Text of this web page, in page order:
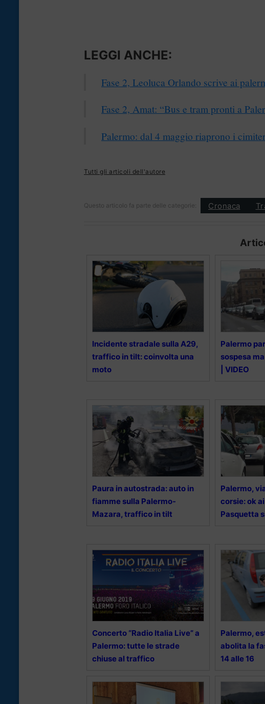
LEGGI ANCHE:
Fase 2, Leoluca Orlando scrive ai
Fase 2, Amat: “Bus e tram pronti a
Palermo: dal 4 maggio riaprono i
Tutti gli articoli dell'autore
Questo articolo fa parte delle categorie: Cronaca
Incidente stradale sulla A29,
traffico in tilt: coinvolta una
moto
Palermo
sospesa
| VIDEO
Paura in autostrada: auto in
fiamme sulla Palermo-
Mazara, traffico in tilt
Palermo,
corsie: ok
Pasquetta
Concerto “Radio Italia Live” a
Palermo: tutte le strade
chiuse al traffico
Palermo,
abolita la
14 alle 16